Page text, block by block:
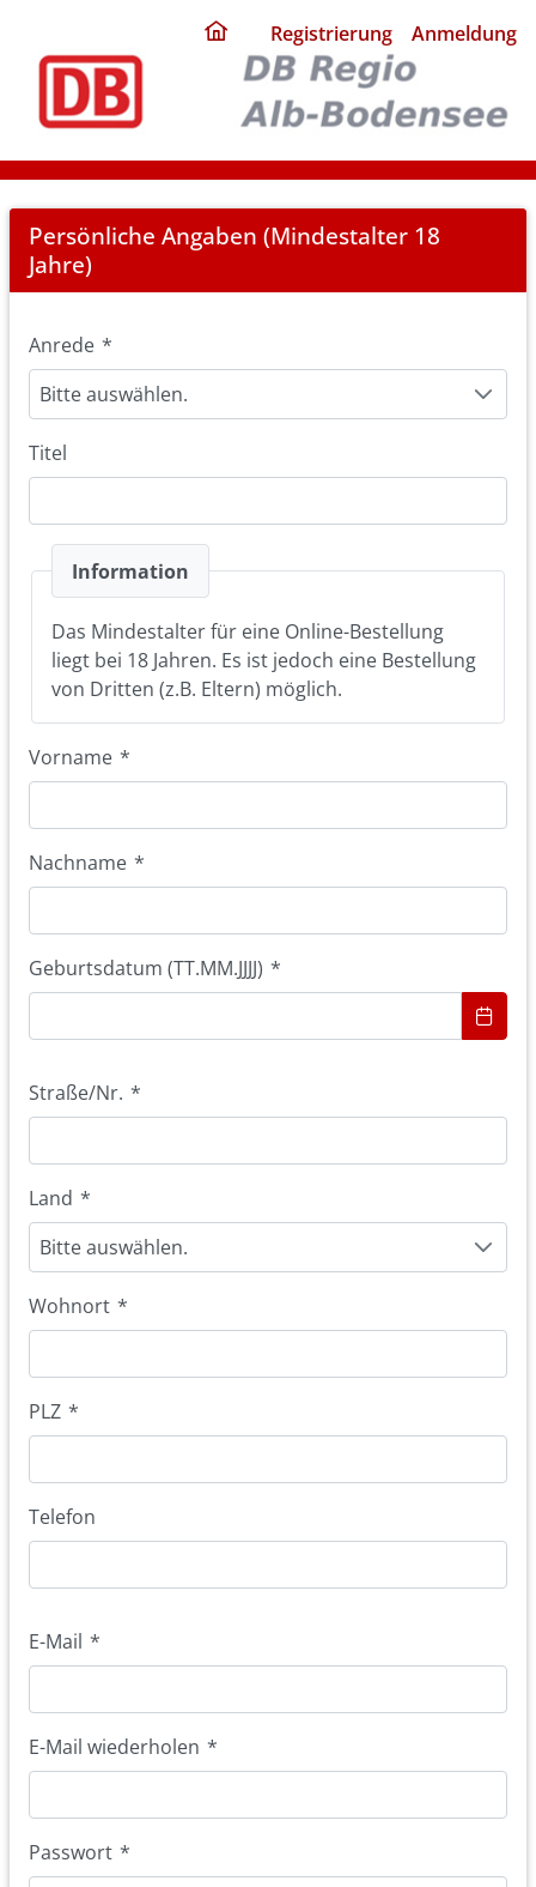
home
page
Registrierung Anmeldung
Registration
Persönliche Angaben (Mindestalter 18
Jahre)
Anrede *
Bitte auswählen.
Titel
Information
Das Mindestalter für eine Online-Bestellung
liegt bei 18 Jahren. Es ist jedoch eine Bestellung
von Dritten (z.B. Eltern) möglich.
Vorname *
Nachname *
Geburtsdatum (TT.MM.JJJJ) *
Straße/Nr. *
Land *
Bitte auswählen.
Wohnort *
PLZ *
Telefon
E-Mail *
E-Mail wiederholen *
Passwort *